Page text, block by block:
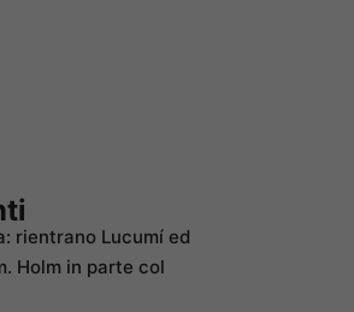
rientrano Lucumí ed
Holm in parte col